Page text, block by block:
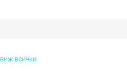
виж всички